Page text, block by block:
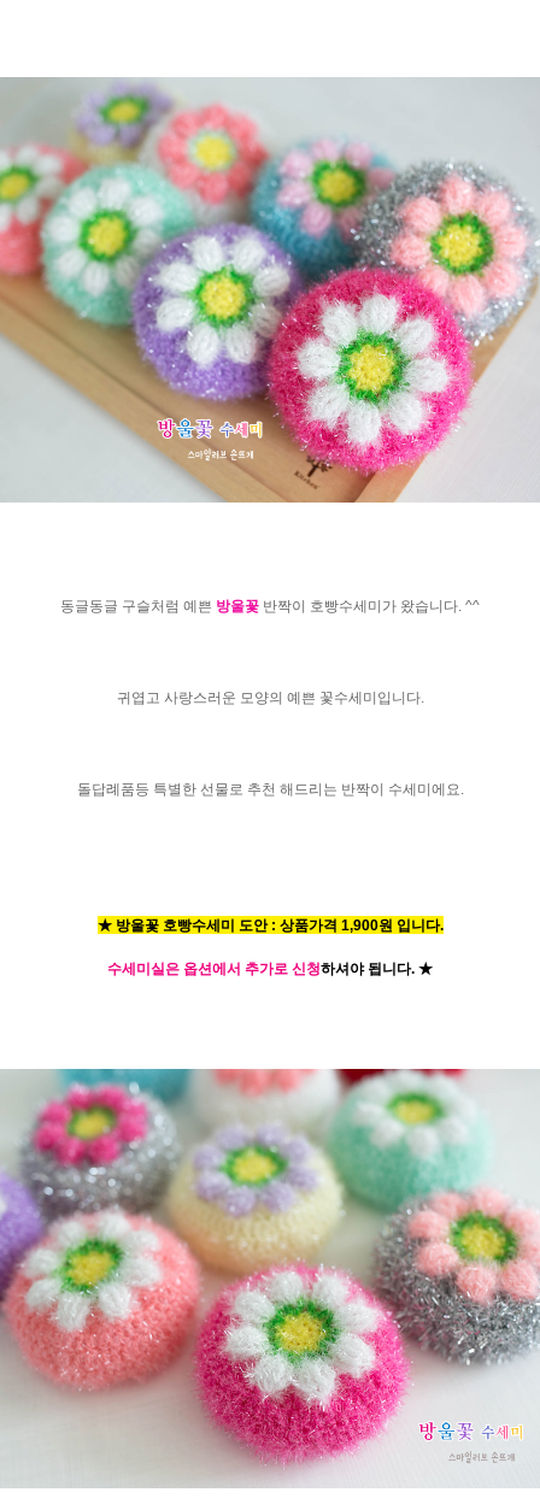
동글동글 구슬처럼 예쁜 방울꽃 반짝이 호빵수세미가 왔습니다. ^^
귀엽고 사랑스러운 모양의 예쁜 꽃수세미입니다.
돌답례품등 특별한 선물로 추천 해드리는 반짝이 수세미에요.
★ 방울꽃 호빵수세미 도안 : 상품가격 1,900원 입니다.
수세미실은 옵션에서 추가로 신청하셔야 됩니다. ★